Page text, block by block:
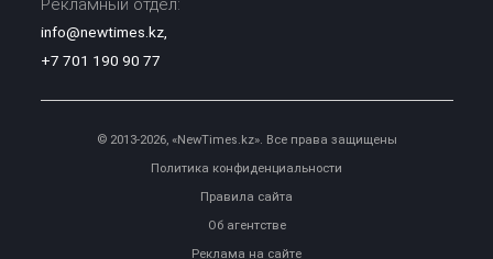
Рекламный отдел:
info@newtimes.kz,
+7 701 190 90 77
© 2013-2026, «NewTimes.kz». Все права защищены
Политика конфиденциальности
Правила сайта
Об агентстве
Реклама на сайте